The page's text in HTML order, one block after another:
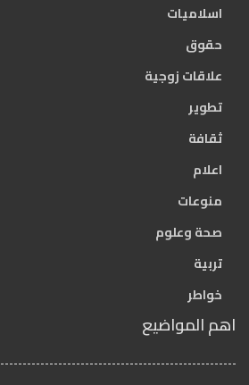
اسلاميات
حقوق
علاقات زوجية
تطوير
ثقافة
اعلام
منوعات
صحة وعلوم
تربية
خواطر
اهم المواضيع